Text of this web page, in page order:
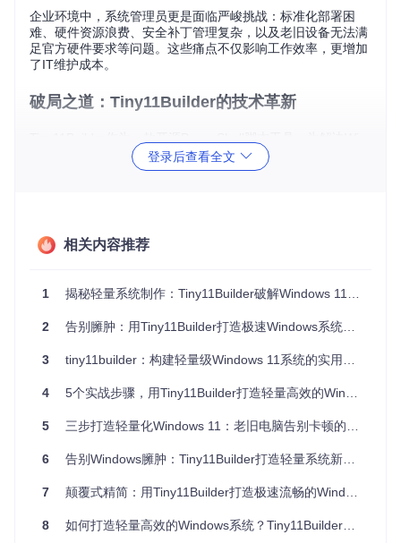
企业环境中，系统管理员更是面临严峻挑战：标准化部署困
难、硬件资源浪费、安全补丁管理复杂，以及老旧设备无法满
足官方硬件要求等问题。这些痛点不仅影响工作效率，更增加
了IT维护成本。
破局之道：Tiny11Builder的技术革新
dows 11臃肿问题提供了创新方案。这款由NTDevLabs团队开
发的工具通过智能分析和移除系统中不必要的组件，在保持核
理工具，Tiny11Builder采用深度系统级优化，直接对Windows
核心能力解析：如何让Windows 11"瘦身成功"
智能组件分析与精准移除 🧠
Tiny11Builder的核心在于其智能分析引擎，能够精准识别Win
安全移除30+个预装应用和不必要的系统组件，同时确保不会
的系统风险，实现了"安全瘦身"。
硬件限制突破技术 🔓
针对Windows 11严格的硬件要求，Tiny11Builder提供了创新
智能绕过TPM 2.0、安全启动和内存等硬件检查，使老旧设备
也能流畅运行Windows 11，大幅扩展了系统的硬件兼容性。
登录后查看全文
相关内容推荐
1 揭秘轻量系统制作：Tiny11Builder破解Windows 11臃肿难题
2 告别臃肿：用Tiny11Builder打造极速Windows系统的创新方案
3 tiny11builder：构建轻量级Windows 11系统的实用指南
4 5个实战步骤，用Tiny11Builder打造轻量高效的Windows 11系统
5 三步打造轻量化Windows 11：老旧电脑告别卡顿的系统优化指南
6 告别Windows臃肿：Tiny11Builder打造轻量系统新体验
7 颠覆式精简：用Tiny11Builder打造极速流畅的Windows 11体验
8 如何打造轻量高效的Windows系统？Tiny11Builder使用指南